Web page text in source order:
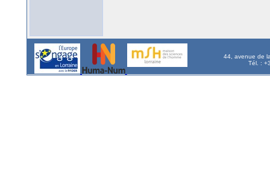
44, avenue de
Tél. :